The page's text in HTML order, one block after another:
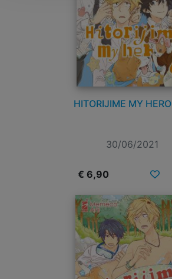
HITORIJIME MY
30/06/2021
€ 6,90